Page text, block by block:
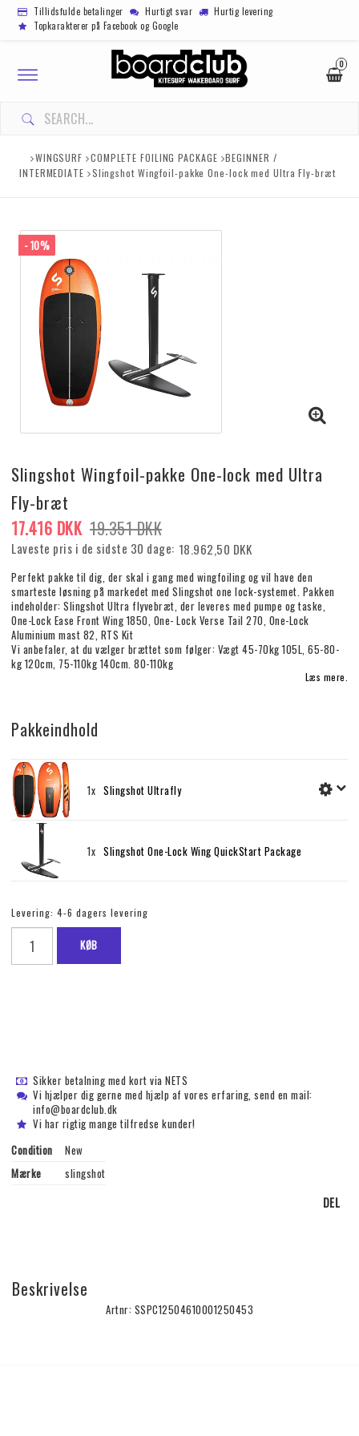
Tillidsfulde betalinger Hurtigt svar
Hurtig levering
Topkarakterer på Facebook og Google
0
Toggle
navigation
WINGSURF COMPLETE FOILING PACKAGE
BEGINNER /
INTERMEDIATE
Slingshot Wingfoil-pakke One-lock med Ultra Fly-bræt
- 10%
Slingshot Wingfoil-pakke One-lock med Ultra
Fly-bræt
19.351 DKK
17.416 DKK
Laveste pris i de sidste 30 dage 18.962,50 DKK
Perfekt pakke til dig, der skal i gang med wingfoiling og vil have den
smarteste løsning på markedet med Slingshot one lock-systemet. Pakken
indeholder: Slingshot Ultra flyvebræt, der leveres med pumpe og taske,
One-Lock Ease Front Wing 1850, One- Lock Verse Tail 270, One-Lock
Aluminium mast 82, RTS Kit
Vi anbefaler, at du vælger brættet som følger: Vægt 45-70kg 105L, 65-80-
kg 120cm, 75-110kg 140cm. 80-110kg
Læs mere.
Pakkeindhold
1x Slingshot Ultrafly
1x Slingshot One-Lock Wing QuickStart Package
Levering: 4-6 dagers levering
KØB
Sikker betalning med kort via NETS
Vi hjælper dig gerne med hjælp af vores erfaring, send en mail:
info@boardclub.dk
Vi har rigtig mange tilfredse kunder!
Condition
New
Mærke
slingshot
DEL
Beskrivelse
Artnr: SSPC12504610001250453